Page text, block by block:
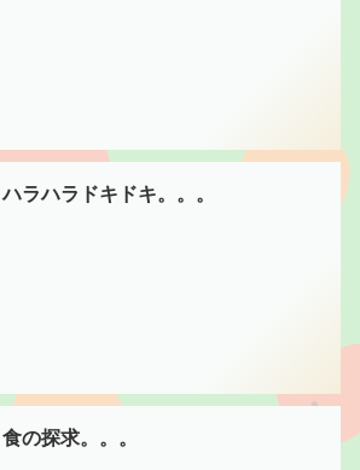
ハラハラドキドキ。。。
食の探求。。。